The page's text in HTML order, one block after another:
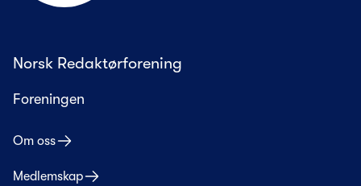
Norsk Redaktørforening
Foreningen
Om oss
Medlemskap